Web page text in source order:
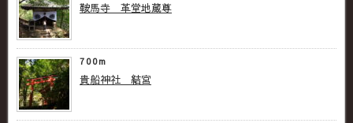
鞍馬寺 革堂地蔵尊
700m
貴船神社 結宮